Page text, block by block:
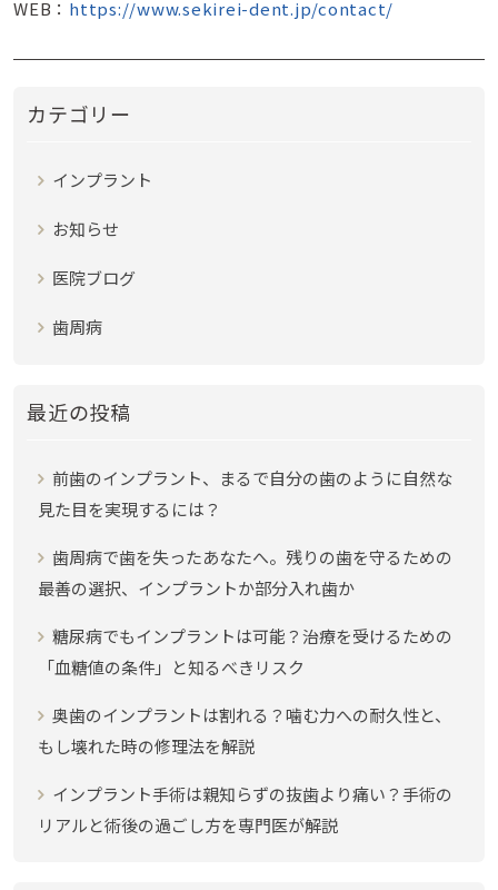
WEB： https://www.sekirei-dent.jp/contact/
カテゴリー
インプラント
お知らせ
医院ブログ
歯周病
最近の投稿
前歯のインプラント、まるで自分の歯のように自然な
見た目を実現するには？
歯周病で歯を失ったあなたへ。残りの歯を守るための
最善の選択、インプラントか部分入れ歯か
糖尿病でもインプラントは可能？治療を受けるための
「血糖値の条件」と知るべきリスク
奥歯のインプラントは割れる？噛む力への耐久性と、
もし壊れた時の修理法を解説
インプラント手術は親知らずの抜歯より痛い？手術の
リアルと術後の過ごし方を専門医が解説